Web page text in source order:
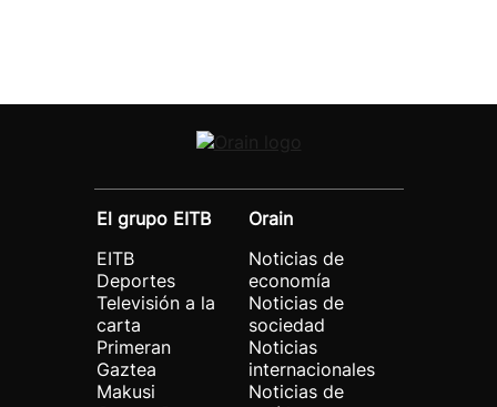
El grupo EITB
EITB
Deportes
Televisión a la
carta
Primeran
Gaztea
Makusi
Orain
Noticias de
economía
Noticias de
sociedad
Noticias
internacionales
Noticias de